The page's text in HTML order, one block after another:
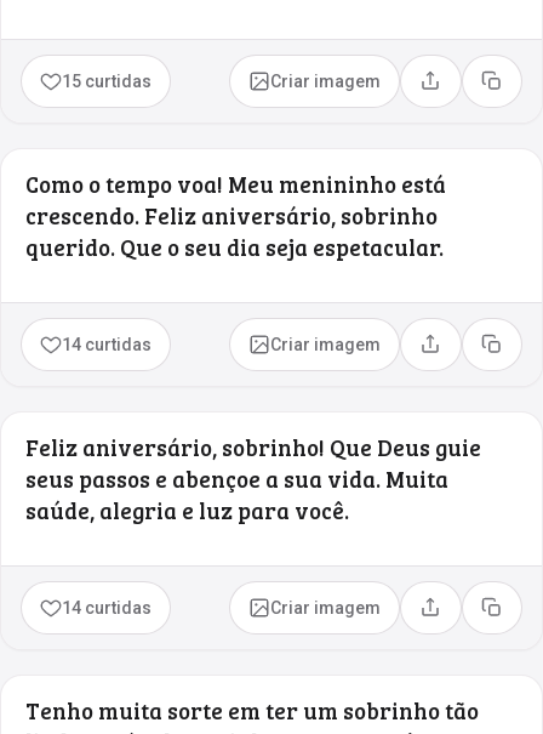
15 curtidas Criar imagem Compartilhar
Copiar
Como o tempo voa! Meu menininho está
crescendo. Feliz aniversário, sobrinho
querido. Que o seu dia seja espetacular.
14 curtidas Criar imagem Compartilhar
Copiar
Feliz aniversário, sobrinho! Que Deus guie
seus passos e abençoe a sua vida. Muita
saúde, alegria e luz para você.
14 curtidas Criar imagem Compartilhar
Copiar
Tenho muita sorte em ter um sobrinho tão